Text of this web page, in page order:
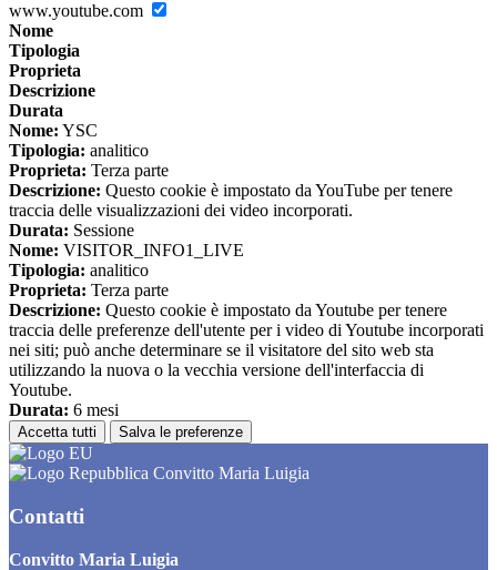
www.youtube.com
Nome
Tipologia
Proprieta
Descrizione
Durata
Nome: YSC
Tipologia: analitico
Proprieta: Terza parte
Descrizione: Questo cookie è impostato da YouTube per tenere
traccia delle visualizzazioni dei video incorporati.
Durata: Sessione
Nome: VISITOR_INFO1_LIVE
Tipologia: analitico
Proprieta: Terza parte
Descrizione: Questo cookie è impostato da Youtube per tenere
traccia delle preferenze dell'utente per i video di Youtube incorporati
nei siti; può anche determinare se il visitatore del sito web sta
utilizzando la nuova o la vecchia versione dell'interfaccia di
Youtube.
Durata: 6 mesi
Accetta tutti Salva le preferenze
Convitto Maria Luigia
Contatti
Convitto Maria Luigia